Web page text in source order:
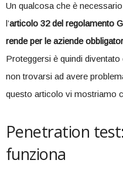
Un qualcosa che è
l’articolo 32 del regolamento
rende per le aziende
Proteggersi è quindi
non trovarsi ad avere
questo articolo vi mostriamo
Penetration
funziona